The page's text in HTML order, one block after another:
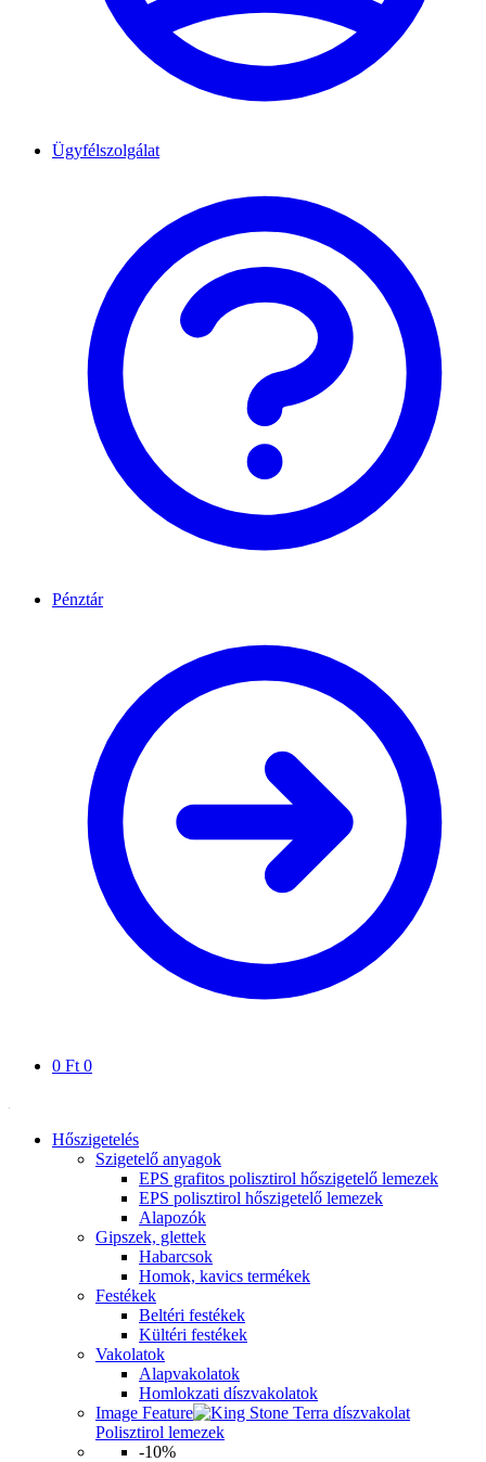
Ügyfélszolgálat
Pénztár
0 Ft 0
Hőszigetelés
Szigetelő anyagok
EPS grafitos polisztirol hőszigetelő lemezek
EPS polisztirol hőszigetelő lemezek
Alapozók
Gipszek, glettek
Habarcsok
Homok, kavics termékek
Festékek
Beltéri festékek
Kültéri festékek
Vakolatok
Alapvakolatok
Homlokzati díszvakolatok
Image Feature
Polisztirol lemezek
-10%